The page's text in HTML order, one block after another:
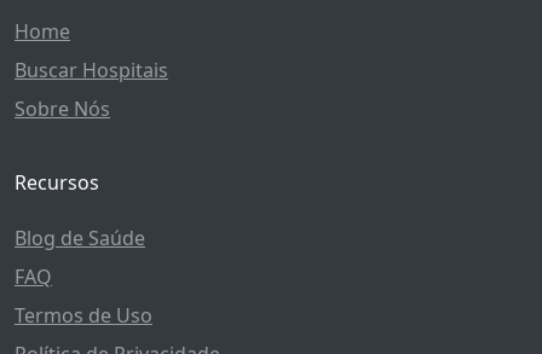
Home
Buscar Hospitais
Sobre Nós
Recursos
Blog de Saúde
FAQ
Termos de Uso